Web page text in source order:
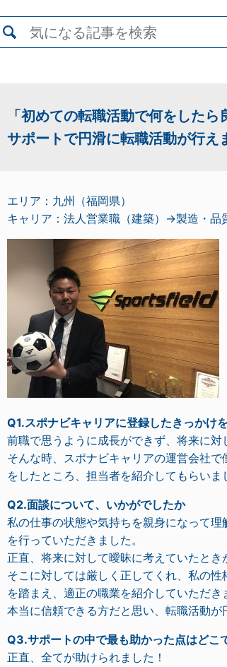
「初めての転職活動で何をした
サポートで円滑に転職活動が行え
エリア：九州（福岡県）
キャリア：法人営業職（建築）→製造・品
Q1.スポナビキャリアに登録したきっかけ
前職で思うように成長ができず、将来に対
そんな時、スポナビキャリアの運営会社
をしたところ、担当者を紹介してもらいま
Q2.面談について、いかがでしたか
私の仕事の状態や気持ちを親身になって
を行っていただきました。
正直、将来に対して曖昧に考えていたとき
そこに対しては厳しく正してくれ、私の
を踏まえ、適正の職業を紹介していただき
本当に信頼できる方だと思い、転職活動が
Q3.サポートの中で最も助かった点はどこ
正直、全てが助けられました！